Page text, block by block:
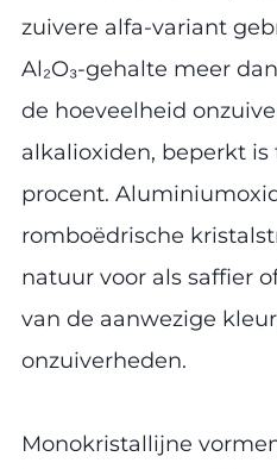
zuivere alfa-variant
Al₂O₃-gehalte meer
de hoeveelheid
alkalioxiden, beperkt
procent.
romboëdrische
natuur voor als saffier
van de aanwezige
onzuiverheden.
Monokristallijne